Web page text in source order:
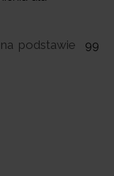
na podstawie
99